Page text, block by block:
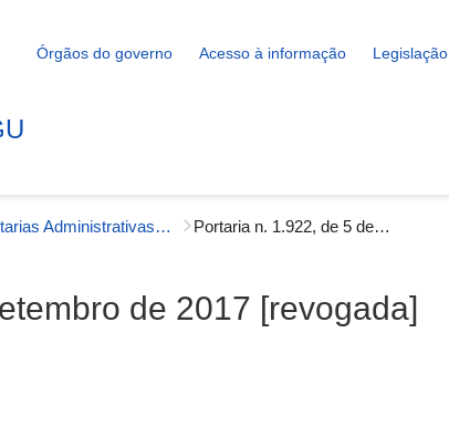
Órgãos do governo Acesso à informação Legislação
Portarias Administrativas - Auditoria Interna Portaria n. 1.922, de 5 de setembro de 2017 [revogada]
de 2017 [revogada]